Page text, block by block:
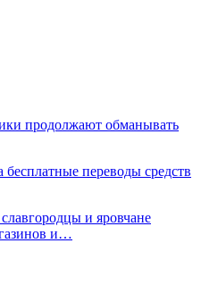
продолжают обманывать
бесплатные переводы средств
и яровчане
и…